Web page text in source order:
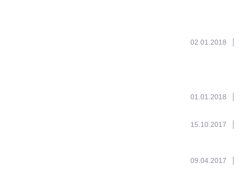
02.01.2018
01.01.2018
15.10.2017
09.04.2017